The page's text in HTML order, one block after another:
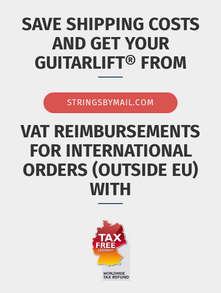
SAVE SHIPPING COSTS
AND GET YOUR
GUITARLIFT® FROM
STRINGSBYMAIL.COM
VAT REIMBURSEMENTS
FOR INTERNATIONAL
ORDERS (OUTSIDE EU)
WITH